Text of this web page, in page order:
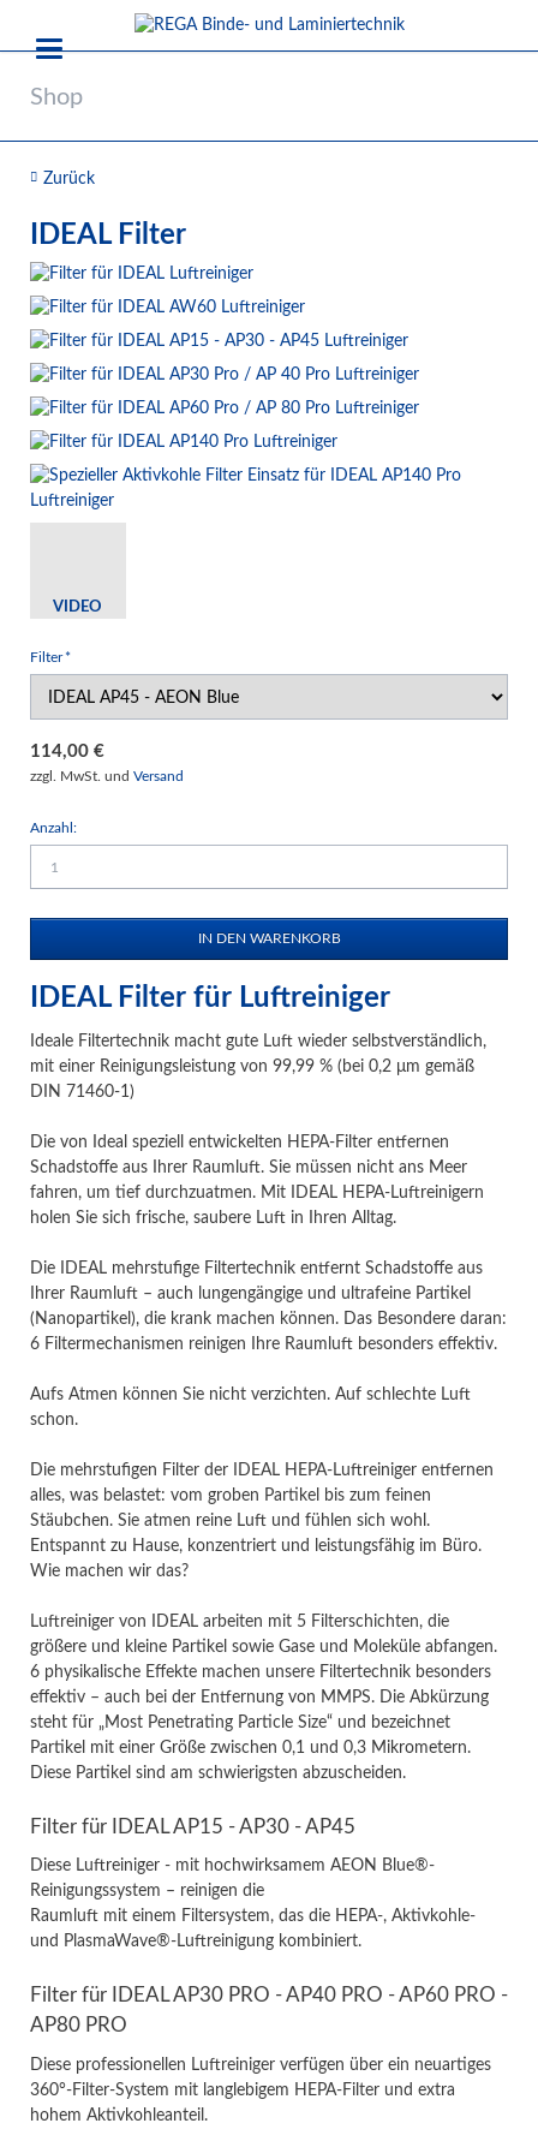
Shop
Zurück
IDEAL Filter
VIDEO
Pflichtfeld
Filter *
114,00 €
zzgl. MwSt. und Versand
Anzahl:
IDEAL Filter für Luftreiniger
Ideale Filtertechnik macht gute Luft wieder selbstverständlich,
mit einer Reinigungsleistung von 99,99 % (bei 0,2 μm gemäß
DIN 71460-1)
Die von Ideal speziell entwickelten HEPA-Filter entfernen
Schadstoffe aus Ihrer Raumluft. Sie müssen nicht ans Meer
fahren, um tief durchzuatmen. Mit IDEAL HEPA-Luftreinigern
holen Sie sich frische, saubere Luft in Ihren Alltag.
Die IDEAL mehrstufige Filtertechnik entfernt Schadstoffe aus
Ihrer Raumluft – auch lungengängige und ultrafeine Partikel
(Nanopartikel), die krank machen können. Das Besondere daran:
6 Filtermechanismen reinigen Ihre Raumluft besonders effektiv.
Aufs Atmen können Sie nicht verzichten. Auf schlechte Luft
schon.
Die mehrstufigen Filter der IDEAL HEPA-Luftreiniger entfernen
alles, was belastet: vom groben Partikel bis zum feinen
Stäubchen. Sie atmen reine Luft und fühlen sich wohl.
Entspannt zu Hause, konzentriert und leistungsfähig im Büro.
Wie machen wir das?
Luftreiniger von IDEAL arbeiten mit 5 Filterschichten, die
größere und kleine Partikel sowie Gase und Moleküle abfangen.
6 physikalische Effekte machen unsere Filtertechnik besonders
effektiv – auch bei der Entfernung von MMPS. Die Abkürzung
steht für „Most Penetrating Particle Size“ und bezeichnet
Partikel mit einer Größe zwischen 0,1 und 0,3 Mikrometern.
Diese Partikel sind am schwierigsten abzuscheiden.
Filter für IDEAL AP15 - AP30 - AP45
Diese Luftreiniger - mit hochwirksamem AEON Blue®-
Reinigungssystem – reinigen die
Raumluft mit einem Filtersystem, das die HEPA-, Aktivkohle-
und PlasmaWave®-Luftreinigung kombiniert.
Filter für IDEAL AP30 PRO - AP40 PRO - AP60 PRO -
AP80 PRO
Diese professionellen Luftreiniger verfügen über ein neuartiges
360°-Filter-System mit langlebigem HEPA-Filter und extra
hohem Aktivkohleanteil.